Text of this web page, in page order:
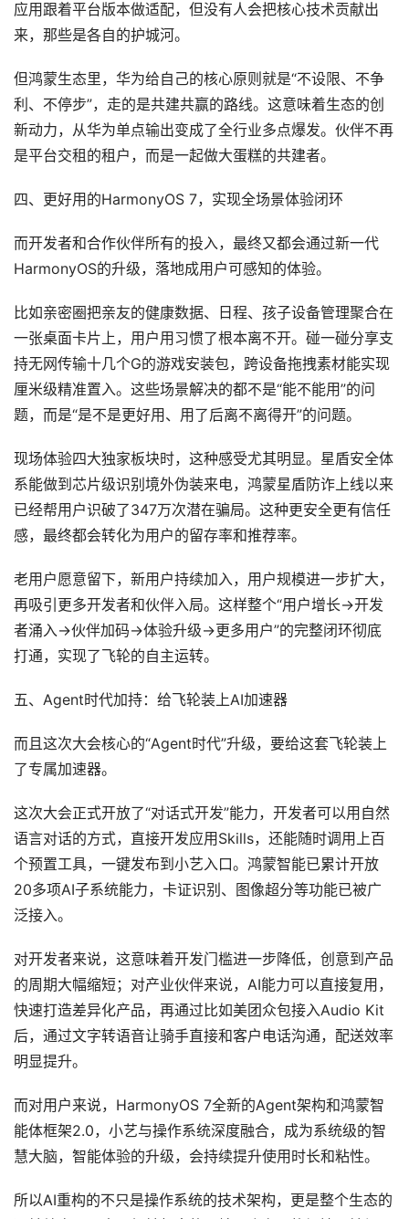
应用跟着平台版本做适配，但没有人会把核心技术贡献出
来，那些是各自的护城河。
但鸿蒙生态里，华为给自己的核心原则就是“不设限、不争
利、不停步”，走的是共建共赢的路线。这意味着生态的创
新动力，从华为单点输出变成了全行业多点爆发。伙伴不再
是平台交租的租户，而是一起做大蛋糕的共建者。
四、更好用的HarmonyOS 7，实现全场景体验闭环
而开发者和合作伙伴所有的投入，最终又都会通过新一代
HarmonyOS的升级，落地成用户可感知的体验。
比如亲密圈把亲友的健康数据、日程、孩子设备管理聚合在
一张桌面卡片上，用户用习惯了根本离不开。碰一碰分享支
持无网传输十几个G的游戏安装包，跨设备拖拽素材能实现
厘米级精准置入。这些场景解决的都不是“能不能用”的问
题，而是“是不是更好用、用了后离不离得开”的问题。
现场体验四大独家板块时，这种感受尤其明显。星盾安全体
系能做到芯片级识别境外伪装来电，鸿蒙星盾防诈上线以来
已经帮用户识破了347万次潜在骗局。这种更安全更有信任
感，最终都会转化为用户的留存率和推荐率。
老用户愿意留下，新用户持续加入，用户规模进一步扩大，
再吸引更多开发者和伙伴入局。这样整个“用户增长→开发
者涌入→伙伴加码→体验升级→更多用户”的完整闭环彻底
打通，实现了飞轮的自主运转。
五、Agent时代加持：给飞轮装上AI加速器
而且这次大会核心的“Agent时代”升级，要给这套飞轮装上
了专属加速器。
这次大会正式开放了“对话式开发”能力，开发者可以用自然
语言对话的方式，直接开发应用Skills，还能随时调用上百
个预置工具，一键发布到小艺入口。鸿蒙智能已累计开放
20多项AI子系统能力，卡证识别、图像超分等功能已被广
泛接入。
对开发者来说，这意味着开发门槛进一步降低，创意到产品
的周期大幅缩短；对产业伙伴来说，AI能力可以直接复用，
快速打造差异化产品，再通过比如美团众包接入Audio Kit
后，通过文字转语音让骑手直接和客户电话沟通，配送效率
明显提升。
而对用户来说，HarmonyOS 7全新的Agent架构和鸿蒙智
能体框架2.0，小艺与操作系统深度融合，成为系统级的智
慧大脑，智能体验的升级，会持续提升使用时长和粘性。
所以AI重构的不只是操作系统的技术架构，更是整个生态的